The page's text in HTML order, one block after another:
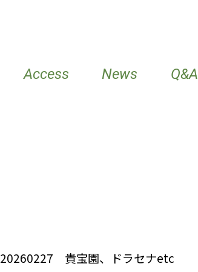
Access News Q&A
20260227 貴宝園、ドラセナetc